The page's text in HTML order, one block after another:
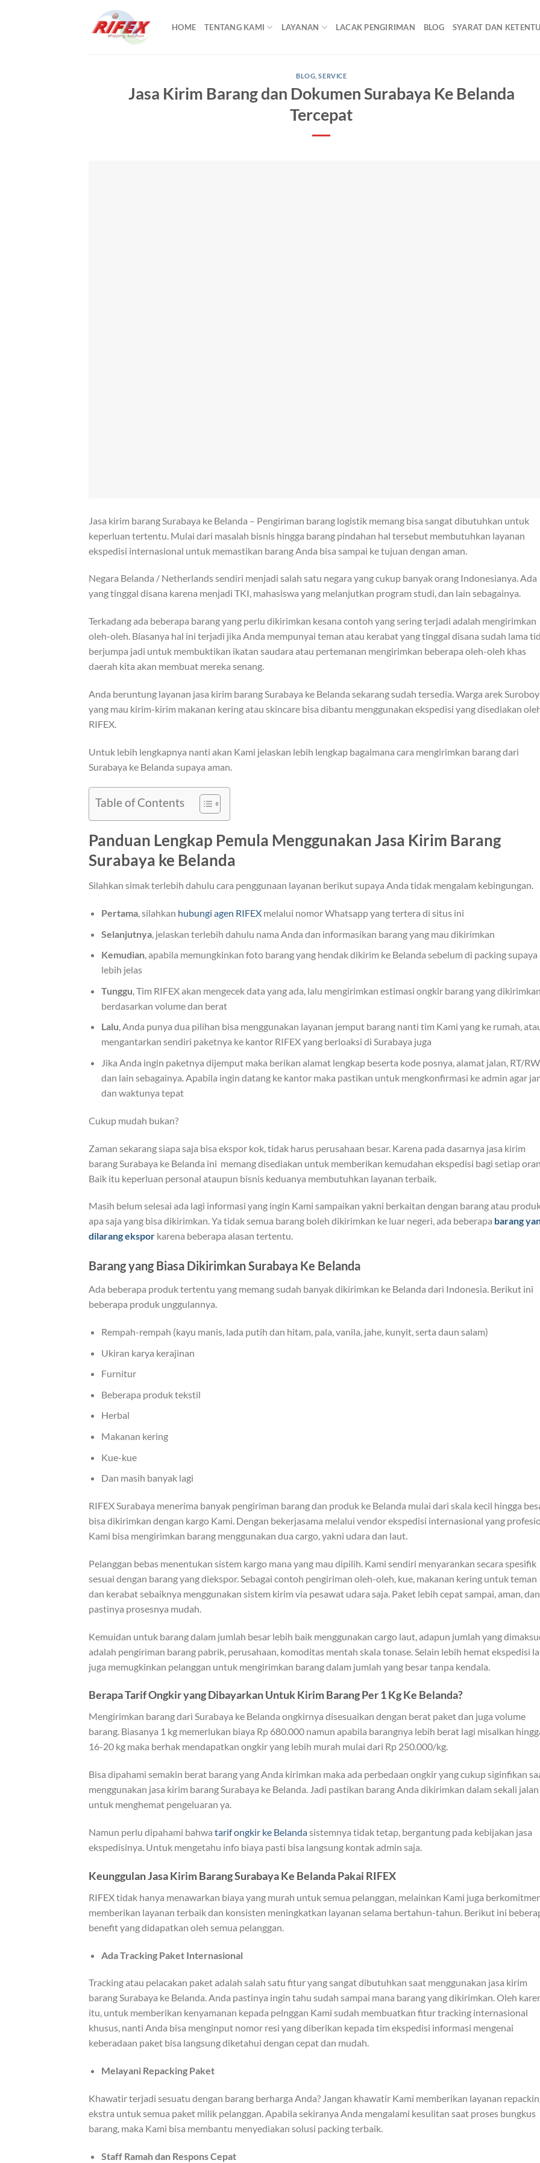
HOME TENTANG KAMI LAYANAN LACAK PENGIRIMAN BLOG SYARAT DAN
BLOG ,SERVICE
Jasa Kirim Barang dan Dokumen Surabaya Ke Belanda
Tercepat
Jasa kirim barang Surabaya ke Belanda – Pengiriman barang logistik memang bisa sangat dibutuhkan untuk
keperluan tertentu. Mulai dari masalah bisnis hingga barang pindahan hal tersebut membutuhkan layanan
ekspedisi internasional untuk memastikan barang Anda bisa sampai ke tujuan dengan aman.
Negara Belanda / Netherlands sendiri menjadi salah satu negara yang cukup banyak orang Indonesianya. Ada
yang tinggal disana karena menjadi TKI, mahasiswa yang melanjutkan program studi, dan lain sebagainya.
Terkadang ada beberapa barang yang perlu dikirimkan kesana contoh yang sering terjadi adalah mengirimkan
oleh-oleh. Biasanya hal ini terjadi jika Anda mempunyai teman atau kerabat yang tinggal disana sudah lama
berjumpa jadi untuk membuktikan ikatan saudara atau pertemanan mengirimkan beberapa oleh-oleh khas
daerah kita akan membuat mereka senang.
Anda beruntung layanan jasa kirim barang Surabaya ke Belanda sekarang sudah tersedia. Warga arek
yang mau kirim-kirim makanan kering atau skincare bisa dibantu menggunakan ekspedisi yang disediakan
RIFEX.
Untuk lebih lengkapnya nanti akan Kami jelaskan lebih lengkap bagaimana cara mengirimkan barang dari
Surabaya ke Belanda supaya aman.
Table of Contents
Panduan Lengkap Pemula Menggunakan Jasa Kirim Barang
Surabaya ke Belanda
Silahkan simak terlebih dahulu cara penggunaan layanan berikut supaya Anda tidak mengalam kebingungan.
Pertama, silahkan hubungi agen RIFEXmelalui nomor Whatsapp yang tertera di situs ini
Selanjutnya, jelaskan terlebih dahulu nama Anda dan informasikan barang yang mau dikirimkan
Kemudian, apabila memungkinkan foto barang yang hendak dikirim ke Belanda sebelum di packing supaya
lebih jelas
Tunggu, Tim RIFEX akan mengecek data yang ada, lalu mengirimkan estimasi ongkir barang yang dikirimkan
berdasarkan volume dan berat
Lalu, Anda punya dua pilihan bisa menggunakan layanan jemput barang nanti tim Kami yang ke rumah,
mengantarkan sendiri paketnya ke kantor RIFEX yang berloaksi di Surabaya juga
Jika Anda ingin paketnya dijemput maka berikan alamat lengkap beserta kode posnya, alamat jalan, RT/
dan lain sebagainya. Apabila ingin datang ke kantor maka pastikan untuk mengkonfirmasi ke admin agar
dan waktunya tepat
Cukup mudah bukan?
Zaman sekarang siapa saja bisa ekspor kok, tidak harus perusahaan besar. Karena pada dasarnya jasa kirim
barang Surabaya ke Belanda ini memang disediakan untuk memberikan kemudahan ekspedisi bagi setiap
Baik itu keperluan personal ataupun bisnis keduanya membutuhkan layanan terbaik.
Masih belum selesai ada lagi informasi yang ingin Kami sampaikan yakni berkaitan dengan barang atau
apa saja yang bisa dikirimkan. Ya tidak semua barang boleh dikirimkan ke luar negeri, ada beberapa barang
dilarang ekspor karena beberapa alasan tertentu.
Barang yang Biasa Dikirimkan Surabaya Ke Belanda
Ada beberapa produk tertentu yang memang sudah banyak dikirimkan ke Belanda dari Indonesia. Berikut ini
beberapa produk unggulannya.
Rempah-rempah (kayu manis, lada putih dan hitam, pala, vanila, jahe, kunyit, serta daun salam)
Ukiran karya kerajinan
Furnitur
Beberapa produk tekstil
Herbal
Makanan kering
Kue-kue
Dan masih banyak lagi
RIFEX Surabaya menerima banyak pengiriman barang dan produk ke Belanda mulai dari skala kecil hingga
bisa dikirimkan dengan kargo Kami. Dengan bekerjasama melalui vendor ekspedisi internasional yang
Kami bisa mengirimkan barang menggunakan dua cargo, yakni udara dan laut.
Pelanggan bebas menentukan sistem kargo mana yang mau dipilih. Kami sendiri menyarankan secara spesifik
sesuai dengan barang yang diekspor. Sebagai contoh pengiriman oleh-oleh, kue, makanan kering untuk teman
dan kerabat sebaiknya menggunakan sistem kirim via pesawat udara saja. Paket lebih cepat sampai, aman, dan
pastinya prosesnya mudah.
Kemuidan untuk barang dalam jumlah besar lebih baik menggunakan cargo laut, adapun jumlah yang
adalah pengiriman barang pabrik, perusahaan, komoditas mentah skala tonase. Selain lebih hemat ekspedisi
juga memugkinkan pelanggan untuk mengirimkan barang dalam jumlah yang besar tanpa kendala.
Berapa Tarif Ongkir yang Dibayarkan Untuk Kirim Barang Per 1 Kg Ke Belanda?
Mengirimkan barang dari Surabaya ke Belanda ongkirnya disesuaikan dengan berat paket dan juga volume
barang. Biasanya 1 kg memerlukan biaya Rp 680.000 namun apabila barangnya lebih berat lagi misalkan
16-20 kg maka berhak mendapatkan ongkir yang lebih murah mulai dari Rp 250.000/kg.
Bisa dipahami semakin berat barang yang Anda kirimkan maka ada perbedaan ongkir yang cukup siginfikan
menggunakan jasa kirim barang Surabaya ke Belanda. Jadi pastikan barang Anda dikirimkan dalam sekali jalan
untuk menghemat pengeluaran ya.
Namun perlu dipahami bahwa tarif ongkir ke Belandasistemnya tidak tetap, bergantung pada kebijakan jasa
ekspedisinya. Untuk mengetahu info biaya pasti bisa langsung kontak admin saja.
Keunggulan Jasa Kirim Barang Surabaya Ke Belanda Pakai RIFEX
RIFEX tidak hanya menawarkan biaya yang murah untuk semua pelanggan, melainkan Kami juga
memberikan layanan terbaik dan konsisten meningkatkan layanan selama bertahun-tahun. Berikut ini
benefit yang didapatkan oleh semua pelanggan.
Ada Tracking Paket Internasional
Tracking atau pelacakan paket adalah salah satu fitur yang sangat dibutuhkan saat menggunakan jasa kirim
barang Surabaya ke Belanda. Anda pastinya ingin tahu sudah sampai mana barang yang dikirimkan. Oleh
itu, untuk memberikan kenyamanan kepada pelnggan Kami sudah membuatkan fitur tracking internasional
khusus, nanti Anda bisa menginput nomor resi yang diberikan kepada tim ekspedisi informasi mengenai
keberadaan paket bisa langsung diketahui dengan cepat dan mudah.
Melayani Repacking Paket
Khawatir terjadi sesuatu dengan barang berharga Anda? Jangan khawatir Kami memberikan layanan
ekstra untuk semua paket milik pelanggan. Apabila sekiranya Anda mengalami kesulitan saat proses bungkus
barang, maka Kami bisa membantu menyediakan solusi packing terbaik.
Staff Ramah dan Respons Cepat